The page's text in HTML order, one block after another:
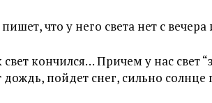
что у него света нет с вечера
свет кончился… Причем у нас свет
дождь, пойдет снег, сильно